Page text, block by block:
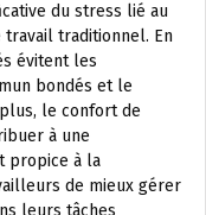
du stress lié au
traditionnel. En
évitent les
bondés et le
le confort de
à une
propice à la
de mieux gérer
leurs tâches